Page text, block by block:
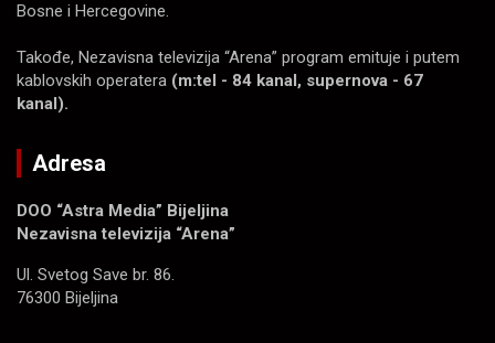
Bosne i Hercegovine.
Takođe, Nezavisna televizija “Arena” program emituje i putem
kablovskih operatera (m:tel - 84 kanal, supernova - 67
kanal).
Adresa
DOO “Astra Media” Bijeljina
Nezavisna televizija “Arena”
Ul. Svetog Save br. 86.
76300 Bijeljina